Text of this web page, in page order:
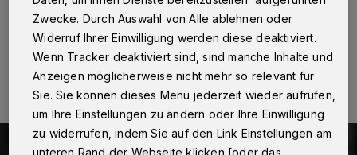
22.05.2026 , 17:24 Uhr Eine Minute Lesezeit
Zwecke. Durch Auswahl von Alle ablehnen oder
Widerruf Ihrer Einwilligung werden diese deaktiviert.
Wenn Tracker deaktiviert sind, sind manche Inhalte und
Anzeigen möglicherweise nicht mehr so relevant für
Sie. Sie können dieses Menü jederzeit wieder aufrufen,
um Ihre Einstellungen zu ändern oder Ihre Einwilligung
zu widerrufen, indem Sie auf den Link Einstellungen am
unteren Rand der Webseite klicken [oder das